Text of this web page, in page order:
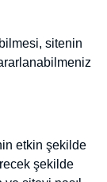
ve
almak için
verilerin kapsamı
amaçla, hangi
daha fazla bilgi
kişisel